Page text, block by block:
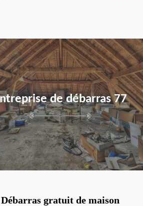
de débarras 77
en savoir plus
Débarras gratuit de maison